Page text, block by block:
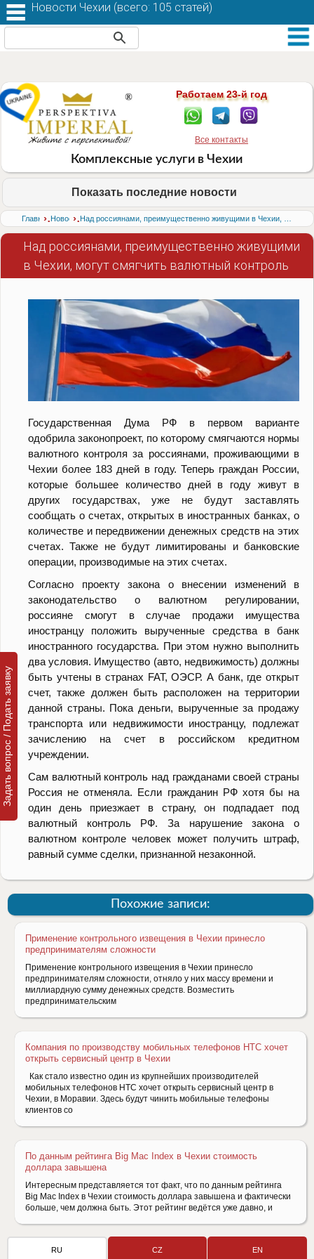
Работаем 23-й год
Все контакты
Комплексные услуги в Чехии
Показать последние новости
Главная›
Новости›
Над россиянами, преимущественно живущими
в Чехии, могут смягчить валютный контроль
Государственная Дума РФ в первом варианте
одобрила законопроект, по которому смягчаются нормы
валютного контроля за россиянами, проживающими в
Чехии более 183 дней в году. Теперь граждан России,
которые большее количество дней в году живут в
других государствах, уже не будут заставлять
сообщать о счетах, открытых в иностранных банках, о
количестве и передвижении денежных средств на этих
счетах. Также не будут лимитированы и банковские
операции, производимые на этих счетах.
Согласно проекту закона о внесении изменений в
законодательство о валютном регулировании,
россияне смогут в случае продажи имущества
иностранцу положить вырученные средства в банк
иностранного государства. При этом нужно выполнить
два условия. Имущество (авто, недвижимость) должны
быть учтены в странах FAT, ОЭСР. А банк, где открыт
счет, также должен быть расположен на территории
данной страны. Пока деньги, вырученные за продажу
транспорта или недвижимости иностранцу, подлежат
зачислению на счет в российском кредитном
учреждении.
Сам валютный контроль над гражданами своей страны
Россия не отменяла. Если гражданин РФ хотя бы на
один день приезжает в страну, он подпадает под
валютный контроль РФ. За нарушение закона о
валютном контроле человек может получить штраф,
равный сумме сделки, признанной незаконной.
Похожие записи:
Применение контрольного извещения в Чехии принесло
предпринимателям сложности
Применение контрольного извещения в Чехии принесло
предпринимателям сложности, отняло у них массу времени и
миллиардную сумму денежных средств. Возместить
предпринимательским
Компания по производству мобильных телефонов HTC хочет
открыть сервисный центр в Чехии
Как стало известно один из крупнейших производителей
мобильных телефонов HTC хочет открыть сервисный центр в
Чехии, в Моравии. Здесь будут чинить мобильные телефоны
клиентов со
По данным рейтинга Big Mac Index в Чехии стоимость
доллара завышена
Интересным представляется тот факт, что по данным рейтинга
Big Mac Index в Чехии стоимость доллара завышена и фактически
больше, чем должна быть. Этот рейтинг ведётся уже давно, и
Новости Чехии (всего: 105 статей)
Задать вопрос / Подать заявку
RU CZ EN